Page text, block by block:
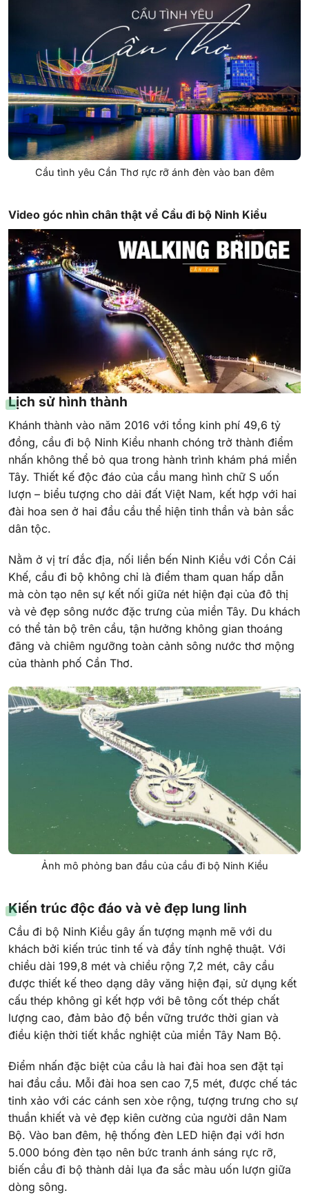
Cầu tình yêu Cần Thơ rực rỡ ánh đèn vào ban đêm
Video góc nhìn chân thật về Cầu đi bộ Ninh Kiều
Lịch sử hình thành
Khánh thành vào năm 2016 với tổng kinh phí 49,6 tỷ
đồng, cầu đi bộ Ninh Kiều nhanh chóng trở thành điểm
nhấn không thể bỏ qua trong hành trình khám phá miền
Tây. Thiết kế độc đáo của cầu mang hình chữ S uốn
lượn – biểu tượng cho dải đất Việt Nam, kết hợp với hai
đài hoa sen ở hai đầu cầu thể hiện tinh thần và bản sắc
dân tộc.
Nằm ở vị trí đắc địa, nối liền bến Ninh Kiều với Cồn Cái
Khế, cầu đi bộ không chỉ là điểm tham quan hấp dẫn
mà còn tạo nên sự kết nối giữa nét hiện đại của đô thị
và vẻ đẹp sông nước đặc trưng của miền Tây. Du khách
có thể tản bộ trên cầu, tận hưởng không gian thoáng
đãng và chiêm ngưỡng toàn cảnh sông nước thơ mộng
của thành phố Cần Thơ.
Ảnh mô phỏng ban đầu của cầu đi bộ Ninh Kiều
Kiến trúc độc đáo và vẻ đẹp lung linh
Cầu đi bộ Ninh Kiều gây ấn tượng mạnh mẽ với du
khách bởi kiến trúc tinh tế và đầy tính nghệ thuật. Với
chiều dài 199,8 mét và chiều rộng 7,2 mét, cây cầu
được thiết kế theo dạng dây văng hiện đại, sử dụng kết
cấu thép không gỉ kết hợp với bê tông cốt thép chất
lượng cao, đảm bảo độ bền vững trước thời gian và
điều kiện thời tiết khắc nghiệt của miền Tây Nam Bộ.
Điểm nhấn đặc biệt của cầu là hai đài hoa sen đặt tại
hai đầu cầu. Mỗi đài hoa sen cao 7,5 mét, được chế tác
tinh xảo với các cánh sen xòe rộng, tượng trưng cho sự
thuần khiết và vẻ đẹp kiên cường của người dân Nam
Bộ. Vào ban đêm, hệ thống đèn LED hiện đại với hơn
5.000 bóng đèn tạo nên bức tranh ánh sáng rực rỡ,
biến cầu đi bộ thành dải lụa đa sắc màu uốn lượn giữa
dòng sông.